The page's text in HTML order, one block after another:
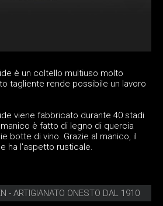
è un coltello multiuso molto
tagliente rende possibile un lavoro
viene fabbricato durante 40 stadi
è fatto di legno di quercia
botte di vino. Grazie al manico, il
ha l'aspetto rusticale.
- ARTIGIANATO ONESTO DAL 1910